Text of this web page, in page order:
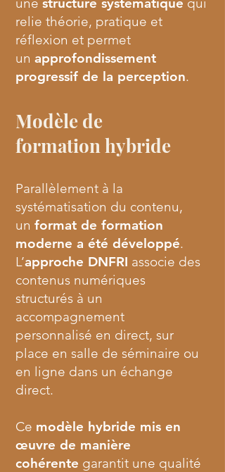
relie théorie, pratique et
réflexion et permet
un approfondissement
progressif de la perception.
Modèle de
formation hybride
Parallèlement à la
systématisation du contenu,
un format de formation
moderne a été développé.
L’approche DNFRI associe des
contenus numériques
structurés à un
accompagnement
personnalisé en direct, sur
place en salle de séminaire ou
en ligne dans un échange
direct.
Ce modèle hybride mis en
œuvre de manière
cohérente garantit une qualité